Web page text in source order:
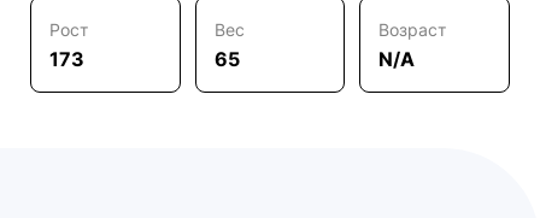
Рост
173
Вес
65
Возраст
N/A